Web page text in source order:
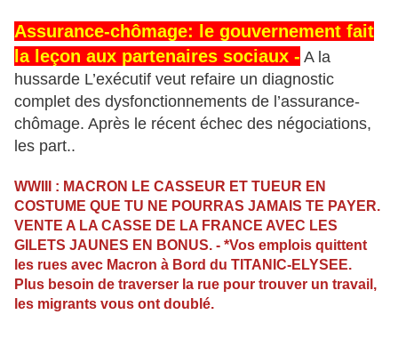
Assurance-chômage: le gouvernement fait
la leçon aux partenaires sociaux - A la
hussarde L’exécutif veut refaire un diagnostic
complet des dysfonctionnements de l’assurance-
chômage. Après le récent échec des négociations,
les part..
WWIII : MACRON LE CASSEUR ET TUEUR EN
COSTUME QUE TU NE POURRAS JAMAIS TE PAYER.
VENTE A LA CASSE DE LA FRANCE AVEC LES
GILETS JAUNES EN BONUS. - *Vos emplois quittent
les rues avec Macron à Bord du TITANIC-ELYSEE.
Plus besoin de traverser la rue pour trouver un travail,
les migrants vous ont doublé.